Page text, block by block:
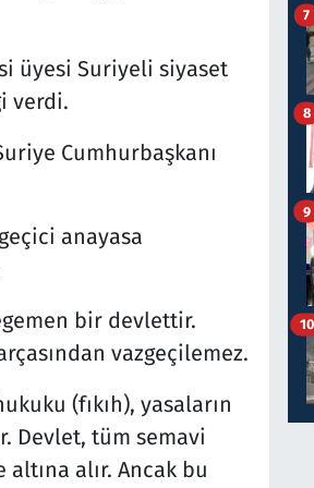
üyesi Suriyeli siyaset
verdi.
Cumhurbaşkanı
anayasa
bir devlettir.
vazgeçilemez.
(fıkıh), yasaların
Devlet, tüm semavi
alır. Ancak bu
7
8
9
10